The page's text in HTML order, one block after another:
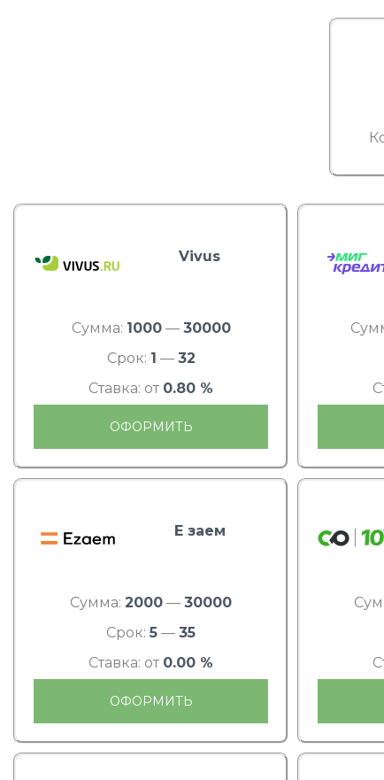
Vivus
Сумма: 1000— 30000
Срок: 1 — 32
Ставка: от 0.80 %
ОФОРМИТЬ
Е заем
Сумма: 2000 — 30000
Срок: 5 — 35
Ставка: от 0.00 %
ОФОРМИТЬ